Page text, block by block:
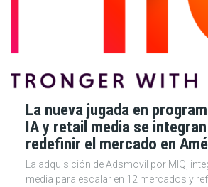
La nueva jugada en
IA y retail media se
redefinir el mercado en
La adquisición de Adsmovil por MIQ,
media para escalar en 12 mercados y